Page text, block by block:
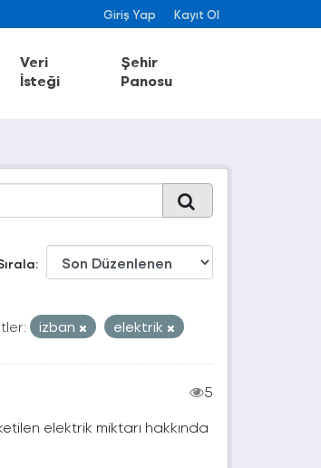
Giriş Yap Kayıt Ol
Veri
İsteği
Şehir
Panosu
izban elektrik
5
elektrik miktarı hakkında